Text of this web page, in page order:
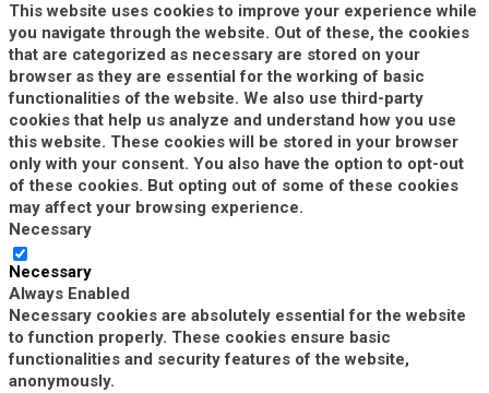
This website uses cookies to improve your experience while
you navigate through the website. Out of these, the cookies
that are categorized as necessary are stored on your
browser as they are essential for the working of basic
functionalities of the website. We also use third-party
cookies that help us analyze and understand how you use
this website. These cookies will be stored in your browser
only with your consent. You also have the option to opt-out
of these cookies. But opting out of some of these cookies
may affect your browsing experience.
Necessary
Necessary
Always Enabled
Necessary cookies are absolutely essential for the website
to function properly. These cookies ensure basic
functionalities and security features of the website,
anonymously.